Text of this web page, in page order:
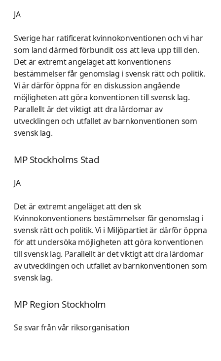
JA
Sverige har ratificerat kvinnokonventionen och vi har
som land därmed förbundit oss att leva upp till den.
Det är extremt angeläget att konventionens
bestämmelser får genomslag i svensk rätt och politik.
Vi är därför öppna för en diskussion angående
möjligheten att göra konventionen till svensk lag.
Parallellt är det viktigt att dra lärdomar av
utvecklingen och utfallet av barnkonventionen som
svensk lag.
MP Stockholms Stad
JA
Det är extremt angeläget att den sk
Kvinnokonventionens bestämmelser får genomslag i
svensk rätt och politik. Vi i Miljöpartiet är därför öppna
för att undersöka möjligheten att göra konventionen
till svensk lag. Parallellt är det viktigt att dra lärdomar
av utvecklingen och utfallet av barnkonventionen som
svensk lag.
MP Region Stockholm
Se svar från vår riksorganisation